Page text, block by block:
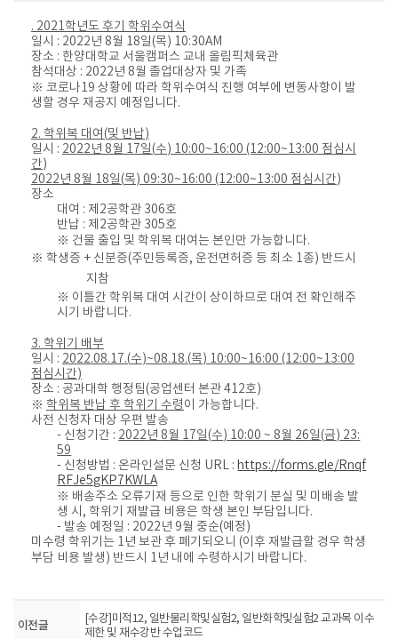
. 2021학년도 후기 학위수여식
일시 : 2022년 8월 18일(목) 10:30AM
장소 : 한양대학교 서울캠퍼스 교내 올림픽체육관
참석대상 : 2022년 8월 졸업대상자 및 가족
※ 코로나19 상황에 따라 학위수여식 진행 여부에 변동사항이 발
생할 경우 재공지 예정입니다.
2. 학위복 대여(및 반납)
일시 : 2022년 8월 17일(수) 10:00~16:00 (12:00~13:00 점심시
간)
2022년 8월 18일(목) 09:30~16:00 (12:00~13:00 점심시간)
장소
대여 : 제 2공학관 306호
반납 : 제 2공학관 305호
※ 건물 출입 및 학위복 대여는 본인만 가능합니다.
※ 학생증 + 신분증(주민등록증, 운전면허증 등 최소 1종) 반드시
지참
※ 이틀간 학위복 대여 시간이 상이하므로 대여 전 확인해주
시기 바랍니다.
3. 학위기 배부
일시 : 2022.08.17.(수)~08.18.(목) 10:00~16:00 (12:00~13:00
점심시간)
장소 : 공과대학 행정팀(공업센터 본관412호)
※ 학위복 반납 후 학위기 수령이 가능합니다.
사전 신청자 대상 우편 발송
- 신청기간 : 2022년 8월 17일(수) 10:00 ~ 8월 26일(금) 23:
59
- 신청방법 :온라인설문 신청 URL : https://forms.gle/Rnqf
RFJe5gKP7KWLA
※ 배송주소 오류기재 등으로 인한 학위기 분실 및 미배송 발
생 시 ,학위기 재발급 비용은 학생 본인 부담입니다.
- 발송 예정일 : 2022년9월 중순(예정 )
미수령 학위기는 1년 보관 후 폐기되오니 (이후 재발급할 경우 학생
부담 비용 발생 ) 반드시 1년 내에 수령하시기 바랍니다.
이전글
[수강]미적12, 일반물리학및실험2, 일반화학및실험2 교과목 이수
제한 및 재수강반 수업코드